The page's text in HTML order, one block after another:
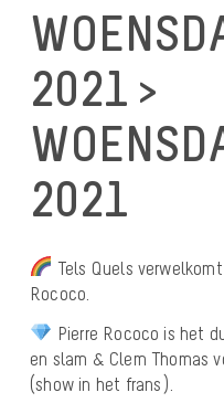
2021 >
2021
Tels Quels
Rococo.
Pierre Rococo is het
en slam & Clem Thomas
(show in het frans).